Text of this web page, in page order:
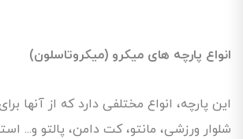
انواع پارچه های میکرو (میکروتاسلون)
این پارچه، انواع مختلفی دارد که از آنها
شلوار ورزشی، مانتو، کت دامن، پالتو و...